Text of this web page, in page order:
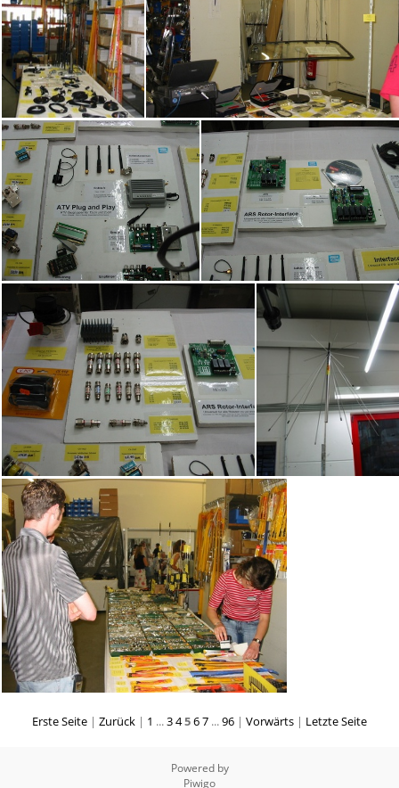
Erste Seite | Zurück | 1 ...34567 ...96 | Vorwärts | Letzte Seite
Powered by
Piwigo